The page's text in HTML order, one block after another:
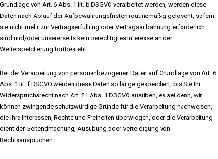
Grundlage von Art. 6 Abs. 1 lit. b DSGVO verarbeitet werden, werden diese
Daten nach Ablauf der Aufbewahrungsfristen routinemäßig gelöscht, sofern
sie nicht mehr zur Vertragserfüllung oder Vertragsanbahnung erforderlich
sind und/oder unsererseits kein berechtigtes Interesse an der
Weiterspeicherung fortbesteht.
Bei der Verarbeitung von personenbezogenen Daten auf Grundlage von Art. 6
Abs. 1 lit. f DSGVO werden diese Daten so lange gespeichert, bis Sie Ihr
Widerspruchsrecht nach Art. 21 Abs. 1 DSGVO ausüben, es sei denn, wir
können zwingende schutzwürdige Gründe für die Verarbeitung nachweisen,
die Ihre Interessen, Rechte und Freiheiten überwiegen, oder die Verarbeitung
dient der Geltendmachung, Ausübung oder Verteidigung von
Rechtsansprüchen.